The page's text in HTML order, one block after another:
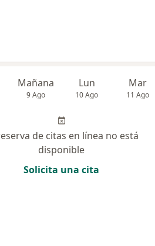
Mañana
9 Ago
Lun
10 Ago
Mar
11 Ago
de citas en línea no está
disponible
Solicita una cita